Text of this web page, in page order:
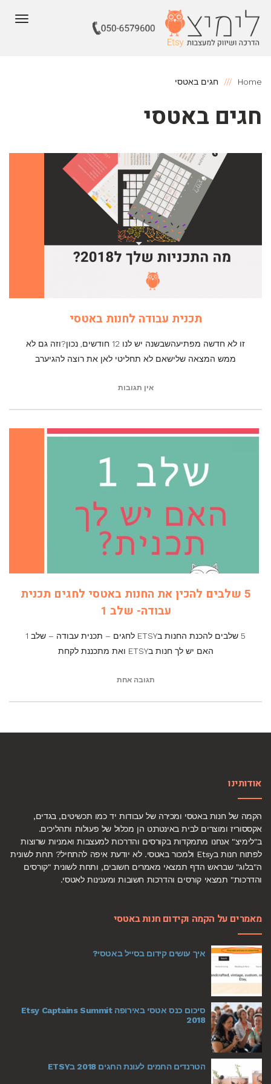
Home חגים באטסי
חגים באטסי
תכנית עבודה לחנות באטסי
זו לא חדשה מפתיעהשבשנה יש לנו 12 חודשים, נכון?וזה גם לא
ממש המצאה שלישאם לא תחליטי לאן את רוצה להגיערב
אין תגובות
5 שלבים להכין את החנות באטסי לחגים תכנית
עבודה- שלב 1
5 שלבים להכנת החנות בETSY לחגים – תכנית עבודה – שלב 1
האם יש לך חנות בETSY ואת מתכננת לקחת
תגובה אחת
אודותינו
הקמה של חנות באטסי ומכירה של עבודות יד כמו תכשיטים, בגדים,
אקססוריז ומוצרים לבית באינטרנט הן מכלול של פעולות ותהליכים.
ב"לימיצ" אנחנו מתמקדות בקורסים והדרכות למעצבות ואמניות שרוצות
לפתוח חנות בEtsy ולמכור באטסי. לא יודעת איפה להתחיל? תחת לשונית
ה"בלוג" שבראש הדף תמצאי מאמרים חשובים, ותחת לשונית "קורסים
והדרכות" תמצאי קורסים והדרכות חשובות ומענינות לאטסי.
מאמרים על הקמה וקידום חנות באטסי
איך עושים קידום בסייל באטסי?
סיכום כנס אטסי באירופה Etsy Captains Summit
2018
הטרנדים החמים לעונת החגים 2018 בETSY